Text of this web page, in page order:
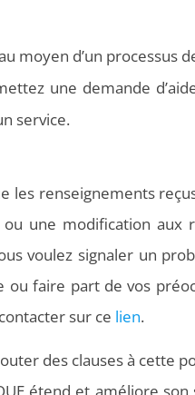
moyen d’un processus
une demande
service.
les renseignements
une modification aux
voulez signaler un
faire part de vos
sur ce lien.
des clauses à cette